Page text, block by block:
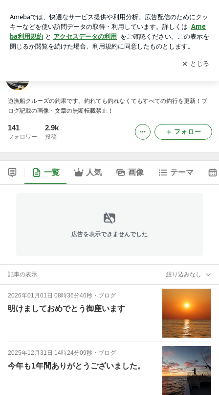
アプリをダウンロードして ブログの更新通知
を受け取りまし
ょう。
開く
遊漁船クルーズの釣果です。釣れても釣れなくてもすべての釣行を更新！ブ
ログ記載の画像・文章の無断転載禁止！
141
フォロワー
2.9k
投稿
フォロー
一覧 人気 画像 テーマ
広告を表示できませんでした
記事の表示 絞り込みなし
2026年01月01日 08時36分46秒 ・ ブログ
明けましておめでとう御座います
2025年12月31日 14時24分09秒 ・ ブログ
今年も1年間ありがとうございました。